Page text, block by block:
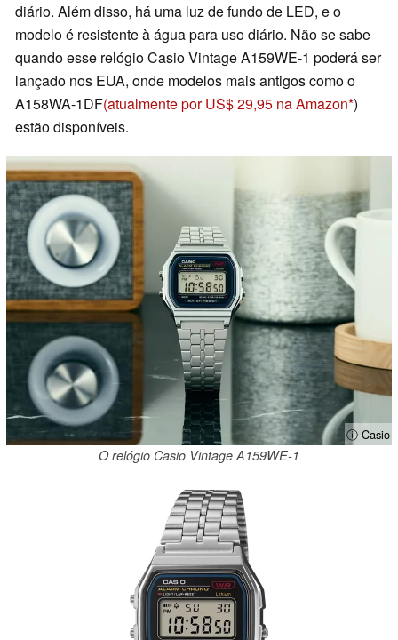
diário. Além disso, há uma luz de fundo de LED, e o
modelo é resistente à água para uso diário. Não se sabe
quando esse relógio Casio Vintage A159WE-1 poderá ser
lançado nos EUA, onde modelos mais antigos como o
A158WA-1DF(atualmente por US$ 29,95 na Amazon )
estão disponíveis.
ⓘ Casio
O relógio Casio Vintage A159WE-1